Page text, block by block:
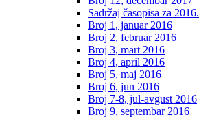
Sadržaj časopisa za 2016.
Broj 1, januar 2016
Broj 2, februar 2016
Broj 3, mart 2016
Broj 4, april 2016
Broj 5, maj 2016
Broj 6, jun 2016
Broj 7-8, jul-avgust 2016
Broj 9, septembar 2016